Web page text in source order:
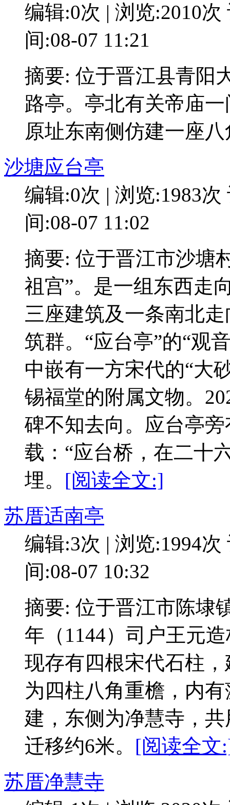
编辑:0次 | 浏览:2010次
间:08-07 11:21
摘要: 位于晋江县青阳
路亭。亭北有关帝庙
原址东南侧仿建一座
沙塘应台亭
编辑:0次 | 浏览:1983次
间:08-07 11:02
摘要: 位于晋江市沙塘
祖宫”。是一组东西走
三座建筑及一条南北
筑群。“应台亭”的“观
中嵌有一方宋代的“大
锡福堂的附属文物。
碑不知去向。应台亭
载：“应台桥，在二十
埋。 [阅读全文:]
苏厝适南亭
编辑:3次 | 浏览:1994次
间:08-07 10:32
摘要: 位于晋江市陈埭
年（1144）司户王元
现存有四根宋代石柱
为四柱八角重檐，内
建，东侧为净慧寺，
迁移约6米。 [阅读全文
苏厝净慧寺